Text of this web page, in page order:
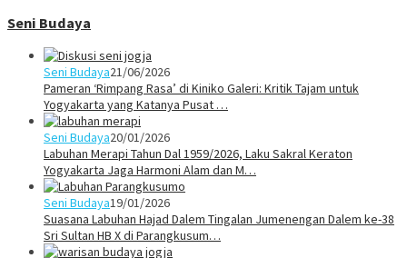
Seni Budaya
Seni Budaya21/06/2026
Pameran ‘Rimpang Rasa’ di Kiniko Galeri: Kritik Tajam untuk
Yogyakarta yang Katanya Pusat …
Seni Budaya20/01/2026
Labuhan Merapi Tahun Dal 1959/2026, Laku Sakral Keraton
Yogyakarta Jaga Harmoni Alam dan M…
Seni Budaya19/01/2026
Suasana Labuhan Hajad Dalem Tingalan Jumenengan Dalem ke-38
Sri Sultan HB X di Parangkusum…